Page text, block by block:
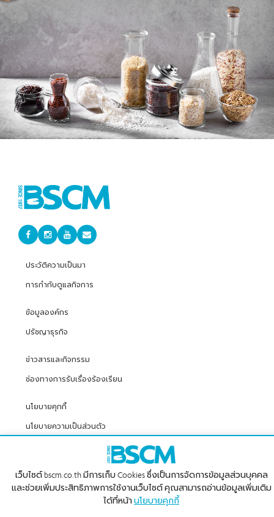
ประวัติความเป็นมา
การกำกับดูแลกิจการ
ข้อมูลองค์กร
ปรัชญาธุรกิจ
ข่าวสารและกิจกรรม
ช่องทางการรับเรื่องร้องเรียน
นโยบายคุกกี้
นโยบายความเป็นส่วนตัว
เว็บไซต์ bscm.co.th มีการเก็บ Cookies ซึ่งเป็นการจัดการข้อมูลส่วนบุคคล
และช่วยเพิ่มประสิทธิภาพการใช้งานเว็บไซต์ คุณสามารถอ่านข้อมูลเพิ่มเติม
ได้ที่หน้า นโยบายคุกกี้